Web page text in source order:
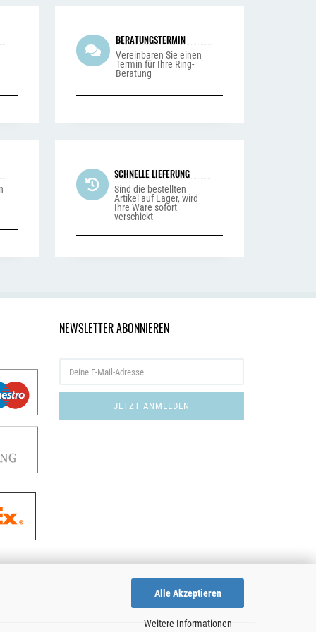
Alle Akzeptieren
Weitere Informationen
BERATUNGSTERMIN
Vereinbaren Sie einen
Termin für Ihre Ring-
Beratung
SCHNELLE LIEFERUNG
Sind die bestellten
Artikel auf Lager, wird
Ihre Ware sofort
verschickt
NEWSLETTER ABONNIEREN